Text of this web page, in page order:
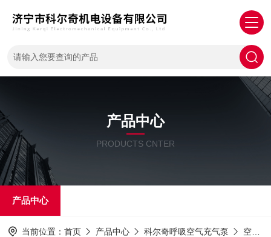
产品中心
PRODUCTS CNTER
产品中心
当前位置： 首页 产品中心 科尔奇呼吸空气充气泵 空气压缩机